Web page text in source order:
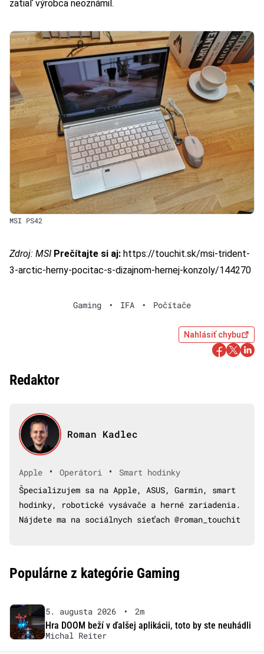
zatiaľ výrobca neoznámil.
MSI PS42
Zdroj: MSI Prečítajte si aj: https://touchit.sk/msi-trident-
3-arctic-herny-pocitac-s-dizajnom-hernej-konzoly/144270
Gaming • IFA • Počítače
Nahlásiť chybu
Redaktor
Roman Kadlec
Apple • Operátori •
Smart hodinky
Špecializujem sa na Apple, ASUS, Garmin, smart
hodinky, robotické vysávače a herné zariadenia.
Nájdete ma na sociálnych sieťach @roman_touchit
Populárne z kategórie Gaming
5. augusta 2026 •
2m
Hra DOOM beží v ďalšej aplikácii, toto by ste neuhádli
Michal Reiter